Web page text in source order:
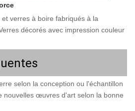
verres à boire fabriqués à la
décorés avec impression couleur
selon la conception ou l'échantillon
nouvelles œuvres d'art selon la bonne